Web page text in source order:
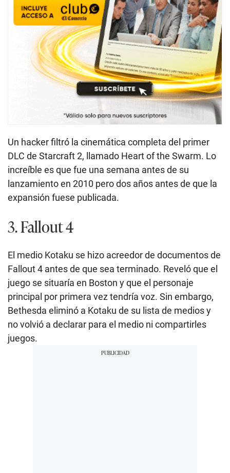
Un hacker filtró la cinemática completa del primer
DLC de Starcraft 2, llamado Heart of the Swarm. Lo
increíble es que fue una semana antes de su
lanzamiento en 2010 pero dos años antes de que la
expansión fuese publicada.
3. Fallout 4
El medio Kotaku se hizo acreedor de documentos de
Fallout 4 antes de que sea terminado. Reveló que el
juego se situaría en Boston y que el personaje
principal por primera vez tendría voz. Sin embargo,
Bethesda eliminó a Kotaku de su lista de medios y
no volvió a declarar para el medio ni compartirles
juegos.